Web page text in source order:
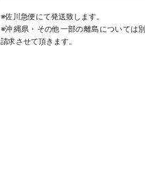
※佐川急便にて発送致します。
※沖縄県・その他一部の離島については
請求させて頂きます。